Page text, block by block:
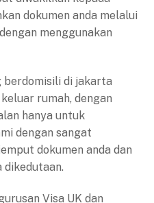
dokumen anda melalui
menggunakan
berdomisili di jakarta
rumah, dengan
hanya untuk
dengan sangat
dokumen anda dan
dikedutaan.
Visa UK dan